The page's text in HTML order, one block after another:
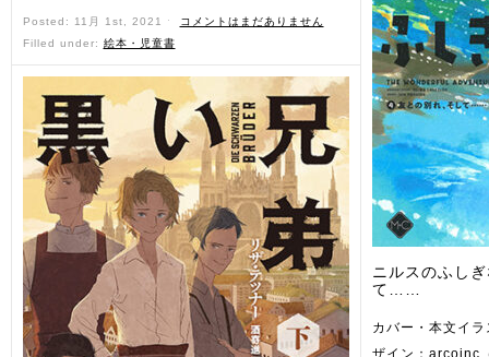
Posted: 11月 1st, 2021 ˑ
コメントはまだありません
Filled under: 絵本・児童書
ニルスのふし
て……
カバー・本文イ
ザイン：arcoinc